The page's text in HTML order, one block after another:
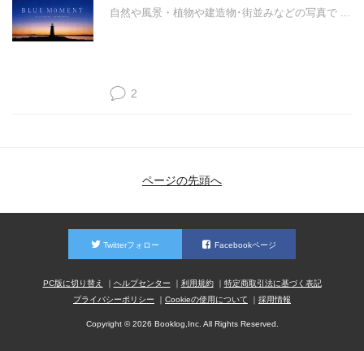
自然や風景・植物や建造物･街並みなどの写真で ...
2
ページの先頭へ
Twitterフォロー Facebookページ
PC版に切り替え ヘルプセンター 利用規約
特定商取引法に基づく表記
プライバシーポリシー
Cookieの使用について 採用情報
Copyright © 2026 Booklog,Inc. All Rights Reserved.